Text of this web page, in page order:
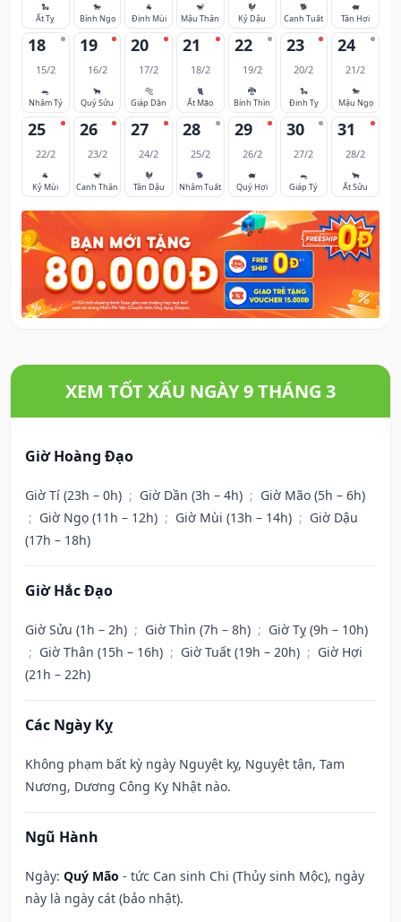
🐍
Ất Tỵ
🐎
Bính Ngọ
🐐
Đinh Mùi
🐒
Mậu Thân
🐓
Kỷ Dậu
🐕
Canh Tuất
🐖
Tân Hợi
18
15/2
🐀
Nhâm Tý
19
16/2
🐂
Quý Sửu
20
17/2
🐅
Giáp Dần
21
18/2
🐈
Ất Mão
22
19/2
🐉
Bính Thìn
23
20/2
🐍
Đinh Tỵ
24
21/2
🐎
Mậu Ngọ
25
22/2
🐐
Kỷ Mùi
26
23/2
🐒
Canh Thân
27
24/2
🐓
Tân Dậu
28
25/2
🐕
Nhâm Tuất
29
26/2
🐖
Quý Hợi
30
27/2
🐀
Giáp Tý
31
28/2
🐂
Ất Sửu
XEM TỐT XẤU NGÀY 9 THÁNG 3
Giờ Hoàng Đạo
Giờ Tí (23h – 0h) ; Giờ Dần (3h – 4h) ; Giờ Mão (5h – 6h)
; Giờ Ngọ (11h – 12h) ; Giờ Mùi (13h – 14h) ; Giờ Dậu
(17h – 18h)
Giờ Hắc Đạo
Giờ Sửu (1h – 2h) ; Giờ Thìn (7h – 8h) ; Giờ Tỵ (9h – 10h)
; Giờ Thân (15h – 16h) ; Giờ Tuất (19h – 20h) ; Giờ Hợi
(21h – 22h)
Các Ngày Kỵ
Không phạm bất kỳ ngày Nguyệt kỵ, Nguyệt tận, Tam
Nương, Dương Công Kỵ Nhật nào.
Ngũ Hành
Ngày: Quý Mão - tức Can sinh Chi (Thủy sinh Mộc), ngày
này là ngày cát (bảo nhật).